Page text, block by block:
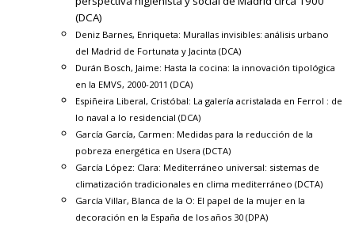
(DCA)
Deniz Barnes, Enriqueta: Murallas invisibles: análisis urbano
del Madrid de Fortunata y Jacinta (DCA)
Durán Bosch, Jaime: Hasta la cocina: la innovación tipológica
en la EMVS, 2000-2011 (DCA)
Espiñeira Liberal, Cristóbal: La galería acristalada en Ferrol : de
lo naval a lo residencial (DCA)
García García, Carmen: Medidas para la reducción de la
pobreza energética en Usera (DCTA)
García López: Clara: Mediterráneo universal: sistemas de
climatización tradicionales en clima mediterráneo (DCTA)
García Villar, Blanca de la O: El papel de la mujer en la
decoración en la España de los años 30 (DPA)